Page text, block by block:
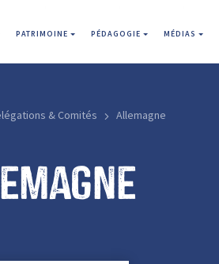
PATRIMOINE PÉDAGOGIE MÉDIAS
& Comités Allemagne